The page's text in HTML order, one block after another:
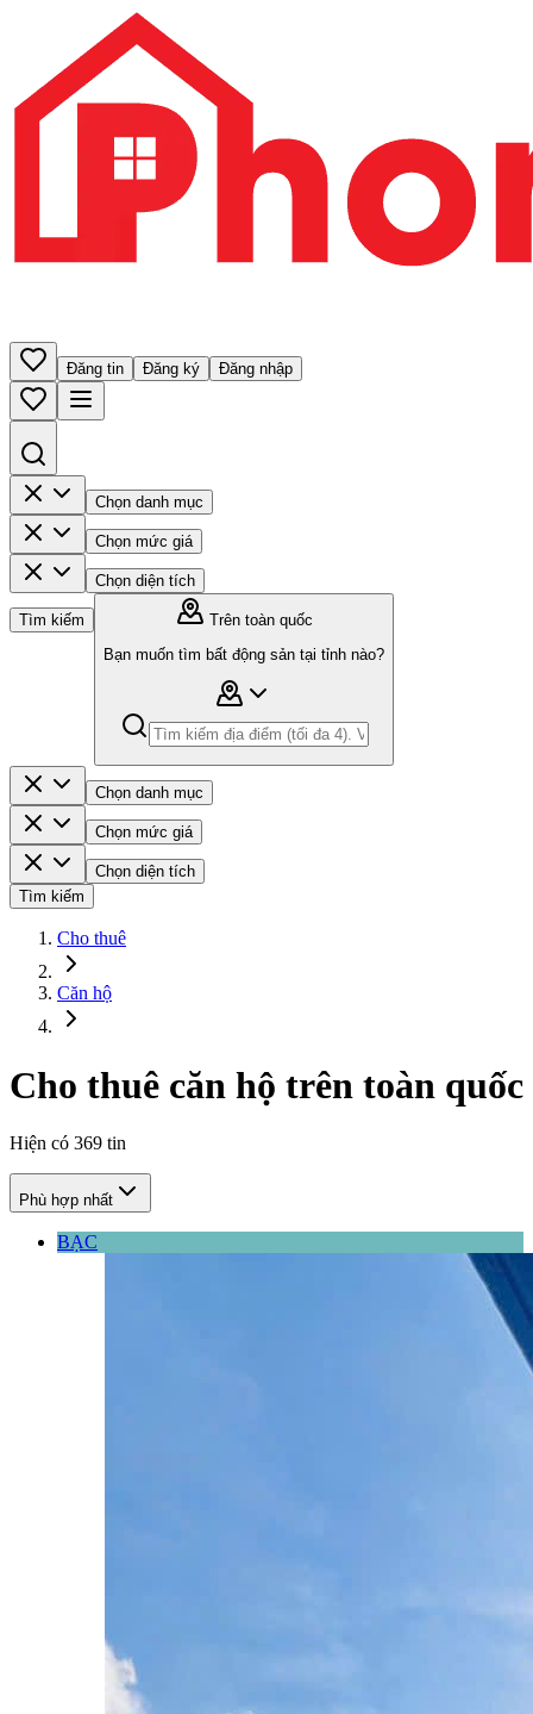
Đăng tin Đăng ký Đăng nhập
Chọn danh mục
Chọn mức giá
Chọn diện tích
Tìm kiếm
Trên toàn quốc
Bạn muốn tìm bất động sản tại tỉnh nào?
Chọn danh mục
Chọn mức giá
Chọn diện tích
Tìm kiếm
Cho thuê
Căn hộ
Cho thuê căn hộ trên toàn quốc
Hiện có 369 tin
Phù hợp nhất
BẠC